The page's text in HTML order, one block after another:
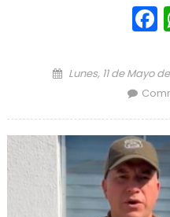
Posted on
Lunes, 11 de Mayo